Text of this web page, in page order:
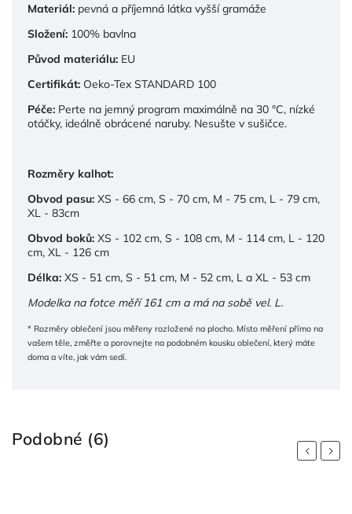
Materiál: pevná a příjemná látka vyšší gramáže
Složení: 100% bavlna
Původ materiálu: EU
Certifikát: Oeko-Tex STANDARD 100
Péče: Perte na jemný program maximálně na 30 °C, nízké
otáčky, ideálně obrácené naruby. Nesušte v sušičce.
Rozměry kalhot:
Obvod pasu: XS - 66 cm, S - 70 cm, M - 75 cm, L - 79 cm,
XL - 83cm
Obvod boků: XS - 102 cm, S - 108 cm, M - 114 cm, L - 120
cm, XL - 126 cm
Délka: XS - 51 cm, S - 51 cm, M - 52 cm, L a XL - 53 cm
Modelka na fotce měří 161 cm a má na sobě vel. L.
* Rozměry oblečení jsou měřeny rozložené na plocho. Místo měření přímo na
vašem těle, změřte a porovnejte na podobném kousku oblečení, který máte
doma a víte, jak vám sedí.
Podobné (6)
Previous
Next